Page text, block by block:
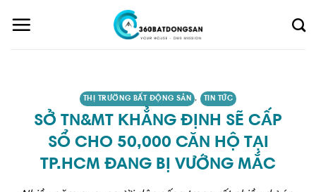
THỊ TRƯỜNG BẤT ĐỘNG SẢN , TIN TỨC
SỞ TN&MT KHẲNG ĐỊNH SẼ CẤP
SỔ CHO 50,000 CĂN HỘ TẠI
TP.HCM ĐANG BỊ VƯỚNG MẮC